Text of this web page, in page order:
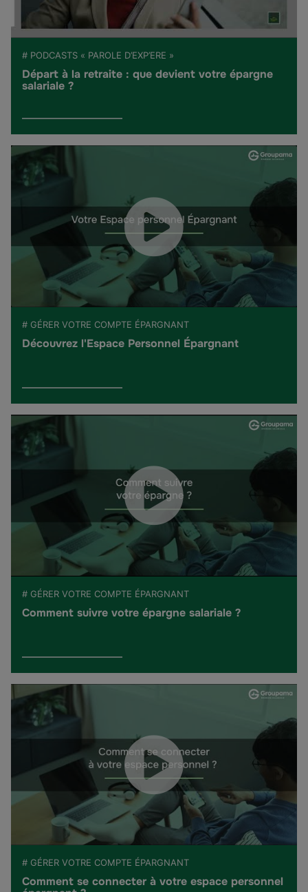
# PODCASTS « PAROLE D’EXP’ERE »
Départ à la retraite : que devient votre épargne
salariale ?
# GÉRER VOTRE COMPTE ÉPARGNANT
Découvrez l'Espace Personnel Épargnant
# GÉRER VOTRE COMPTE ÉPARGNANT
Comment suivre votre épargne salariale ?
# GÉRER VOTRE COMPTE ÉPARGNANT
Comment se connecter à votre espace personnel